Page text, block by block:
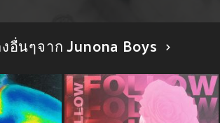
งอื่นๆจาก Junona Boys